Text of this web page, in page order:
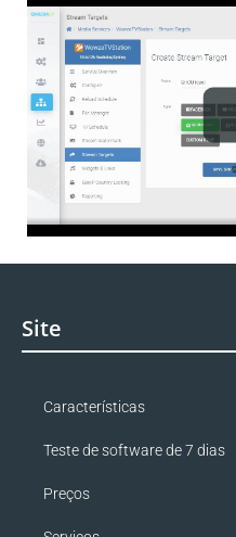
Site
Características
Teste de software de 7 dias
Preços